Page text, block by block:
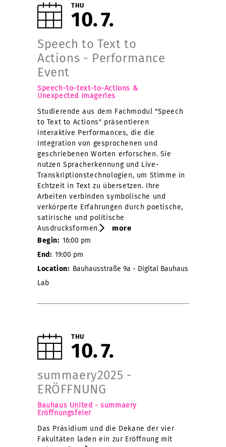
THU
10 7
Speech to Text to
Actions - Performance
Event
Speech-to-text-to-Actions &
Unexpected Imageries
Studierende aus dem Fachmodul "Speech
to Text to Actions" präsentieren
interaktive Performances, die die
Integration von gesprochenen und
geschriebenen Worten erforschen. Sie
nutzen Spracherkennung und Live-
Transkriptionstechnologien, um Stimme in
Echtzeit in Text zu übersetzen. Ihre
Arbeiten verbinden symbolische und
verkörperte Erfahrungen durch poetische,
satirische und politische
Ausdrucksformen.
more
Begin: 16:00 pm
End: 19:00 pm
Location: Bauhausstraße 9a - Digital Bauhaus
Lab
THU
10 7
summaery2025 -
ERÖFFNUNG
Bauhaus United - summaery
Eröffnungsfeier
Das Präsidium und die Dekane der vier
Fakultäten laden ein zur Eröffnung mit